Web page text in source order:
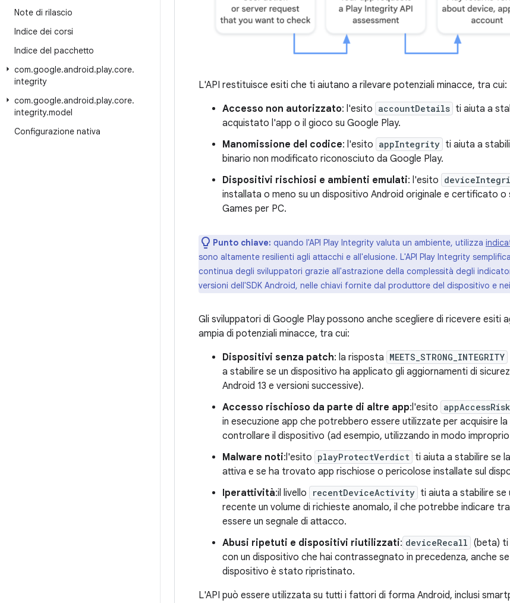
Note di rilascio
Indice dei corsi
Indice del pacchetto
com.google.android.play.core.
integrity
com.google.android.play.core.
integrity.model
Configurazione nativa
L'API restituisce esiti che ti aiutano a rilevare potenziali minacce, tra cui:
Accesso non autorizzato: l'esito accountDetails ti aiuta a
acquistato l'app o il gioco su Google Play.
Manomissione del codice: l'esito appIntegrity ti aiuta a
binario non modificato riconosciuto da Google Play.
Dispositivi rischiosi e ambienti emulati: l'esito
installata o meno su un dispositivo Android originale e certificato o
Games per PC.
Punto chiave: quando l'API Play Integrity valuta un ambiente, utilizza
sono altamente resilienti agli attacchi e all'elusione. L'API Play Integrity
continua degli sviluppatori grazie all'astrazione della complessità degli
versioni dell'SDK Android, nelle chiavi fornite dal produttore del dispositivo e
Gli sviluppatori di Google Play possono anche scegliere di ricevere esiti
ampia di potenziali minacce, tra cui:
Dispositivi senza patch: la risposta MEETS_STRONG_INTEGRITY
a stabilire se un dispositivo ha applicato gli aggiornamenti di
Android 13 e versioni successive).
Accesso rischioso da parte di altre app:l'esito
in esecuzione app che potrebbero essere utilizzate per acquisire
controllare il dispositivo (ad esempio, utilizzando in modo
Malware noti:l'esito playProtectVerdict ti aiuta a stabilire se
attiva e se ha trovato app rischiose o pericolose installate sul
Iperattività:il livello recentDeviceActivity ti aiuta a stabilire
recente un volume di richieste anomalo, il che potrebbe indicare
essere un segnale di attacco.
Abusi ripetuti e dispositivi riutilizzati: deviceRecall (beta) ti
con un dispositivo che hai contrassegnato in precedenza, anche
dispositivo è stato ripristinato.
L'API può essere utilizzata su tutti i fattori di forma Android, inclusi